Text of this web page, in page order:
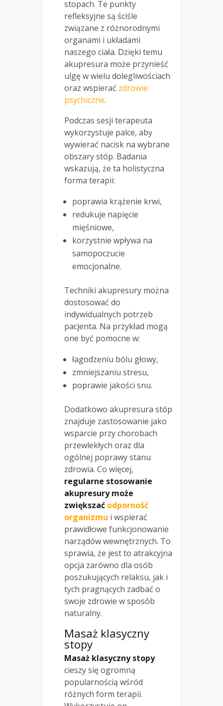
stopach. Te punkty
refleksyjne są ściśle
związane z różnorodnymi
organami i układami
naszego ciała. Dzięki temu
akupresura może przynieść
ulgę w wielu dolegliwościach
oraz wspierać zdrowie
psychiczne.
Podczas sesji terapeuta
wykorzystuje palce, aby
wywierać nacisk na wybrane
obszary stóp. Badania
wskazują, że ta holistyczna
forma terapii:
poprawia krążenie krwi,
redukuje napięcie
mięśniowe,
korzystnie wpływa na
samopoczucie
emocjonalne.
Techniki akupresury można
dostosować do
indywidualnych potrzeb
pacjenta. Na przykład mogą
one być pomocne w:
łagodzeniu bólu głowy,
zmniejszaniu stresu,
poprawie jakości snu.
Dodatkowo akupresura stóp
znajduje zastosowanie jako
wsparcie przy chorobach
przewlekłych oraz dla
ogólnej poprawy stanu
zdrowia. Co więcej,
regularne stosowanie
akupresury może
zwiększać odporność
organizmu i wspierać
prawidłowe funkcjonowanie
narządów wewnętrznych. To
sprawia, że jest to atrakcyjna
opcja zarówno dla osób
poszukujących relaksu, jak i
tych pragnących zadbać o
swoje zdrowie w sposób
naturalny.
Masaż klasyczny
stopy
Masaż klasyczny stopy
cieszy się ogromną
popularnością wśród
różnych form terapii.